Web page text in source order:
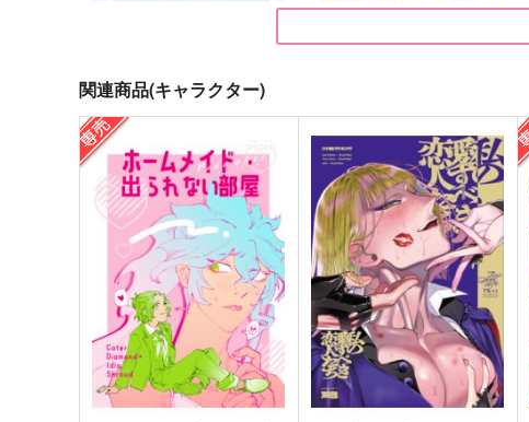
恋愛学レポート
三つ葉洋菓子店
865円 （税込）
トレイ×ジェイド
サンプル 作品詳細
チーズケーキはどこへ消え
た？
ほろほろ
1,300円（税込）
トレイ×ジェイド
サンプル 作品詳細
関連商品(キャラクター)